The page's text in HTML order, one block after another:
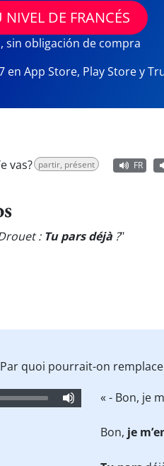
NIVEL DE FRANCÉS
sin obligación de compra
en App Store, Play Store y
vas? partir, présent FR
: Tu pars déjà ?"
quoi pourrait-on
« - Bon, je
Bon, je